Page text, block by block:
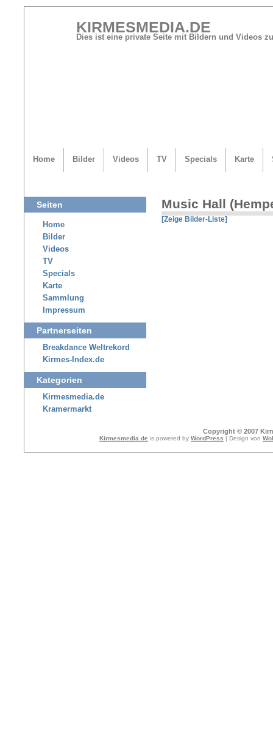
KIRMESMEDIA.DE
Dies ist eine private Seite mit Bildern und Videos
Home Bilder Videos TV Specials Karte
Music Hall
[Zeige Bilder-Liste]
Seiten
Home
Bilder
Videos
TV
Specials
Karte
Sammlung
Impressum
Partnerseiten
Breakdance Weltrekord
Kirmes-Index.de
Kategorien
Kirmesmedia.de
Kramermarkt
Copyright © 2007
Kirmesmedia.de is powered by WordPress | Design von